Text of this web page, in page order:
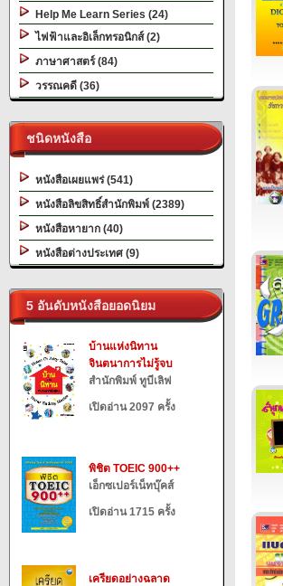
Help Me Learn Series (24)
ไฟฟ้าและอิเล็กทรอนิกส์ (2)
ภาษาศาสตร์ (84)
วรรณคดี (36)
ชนิดหนังสือ
หนังสือเผยแพร่ (541)
หนังสือลิขสิทธิ์สำนักพิมพ์ (2389)
หนังสือหายาก (40)
หนังสือต่างประเทศ (9)
5 อันดับหนังสือยอดนิยม
บ้านแห่งนิทาน
จินตนาการไม่รู้จบ
สำนักพิมพ์ ทูบีเลิฟ
เปิดอ่าน 2097 ครั้ง
พิชิต TOEIC 900++
เอ็กซเปอร์เน็ทบุ๊คส์
เปิดอ่าน 1715 ครั้ง
เครียดอย่างฉลาด